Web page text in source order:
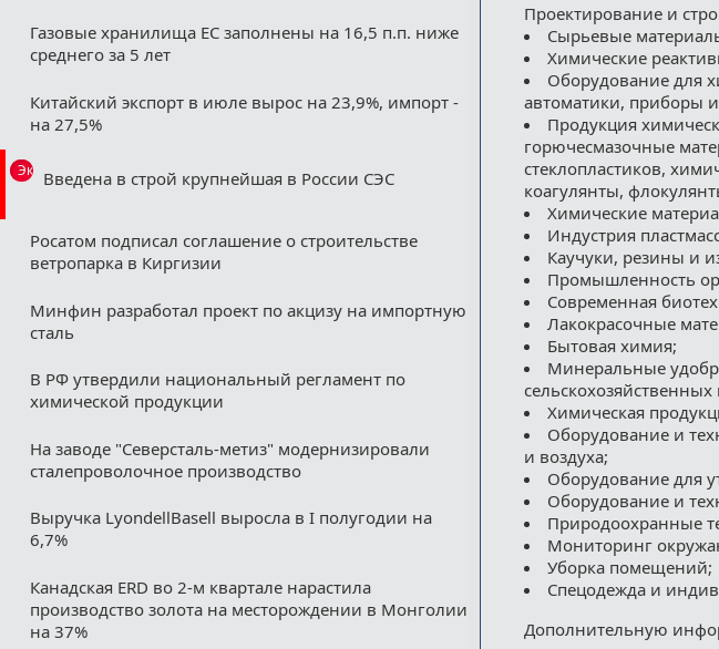
Газовые хранилища ЕС заполнены на 16,5 п.п. ниже
среднего за 5 лет
Китайский экспорт в июле вырос на 23,9%, импорт -
на 27,5%
Эксклюзив
Введена в строй крупнейшая в России СЭС
Росатом подписал соглашение о строительстве
ветропарка в Киргизии
Минфин разработал проект по акцизу на импортную
сталь
В РФ утвердили национальный регламент по
химической продукции
На заводе "Северсталь-метиз" модернизировали
сталепроволочное производство
Выручка LyondellBasell выросла в I полугодии на
6,7%
Канадская ERD во 2-м квартале нарастила
производство золота на месторождении в Монголии
на 37%
Проектирование и
Сырьевые
Химические
Оборудование для
автоматики, приборы
Продукция
горючесмазочные
стеклопластиков,
коагулянты,
Химические
Индустрия
Каучуки, резины и
Промышленность
Современная
Лакокрасочные
Бытовая химия;
Минеральные
Химическая
Оборудование и
и воздуха;
Оборудование для
Оборудование и
Природоохранные
Мониторинг
Уборка помещений;
Спецодежда и
Дополнительную